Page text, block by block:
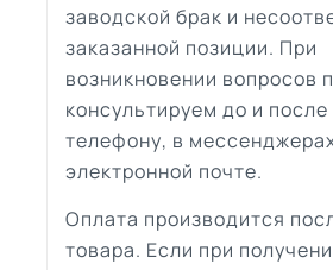
заводской брак и
заказанной позиции. При
возникновении вопросов
консультируем до и
телефону, в
электронной почте.
Оплата производится
товара. Если при